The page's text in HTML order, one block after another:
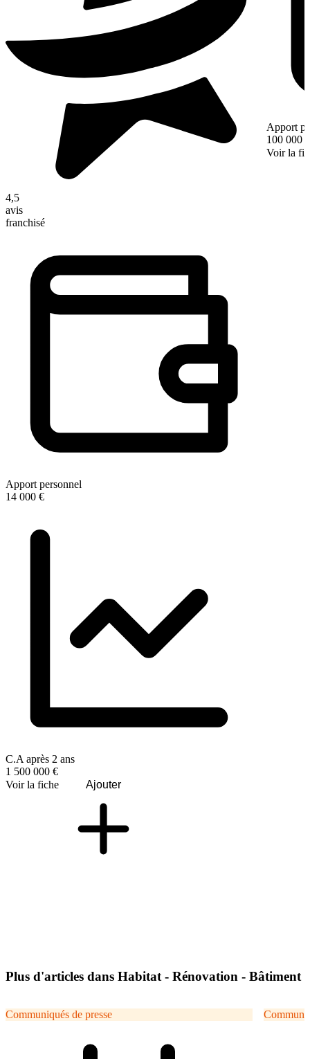
4,5
avis
franchisé
Apport personnel
14 000 €
C.A après 2 ans
1 500 000 €
Voir la fiche
Ajouter
Apport
100 000 €
Voir la
Plus d'articles dans Habitat - Rénovation - Bâtiment
Communiqués de presse